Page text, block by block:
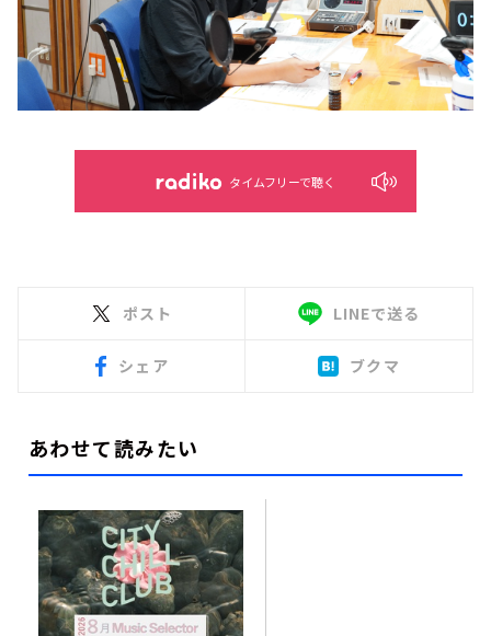
タイムフリーで聴く
ポスト LINEで送る
シェア ブクマ
あわせて読みたい